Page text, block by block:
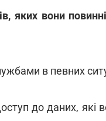
яких вони
в певних
до даних, які